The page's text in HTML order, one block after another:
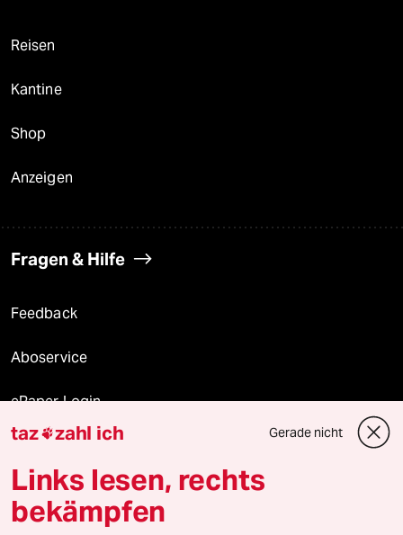
Reisen
Kantine
Shop
Anzeigen
Fragen & Hilfe
Feedback
Aboservice
ePaper Login
Downloads für Abonnierende
© 2026 taz Verlags und Vertriebs GmbH
taz zahl ich Gerade nicht
Links lesen, rechts
bekämpfen